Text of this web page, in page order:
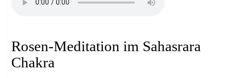
Rosen-Meditation im Sahasrara
Chakra